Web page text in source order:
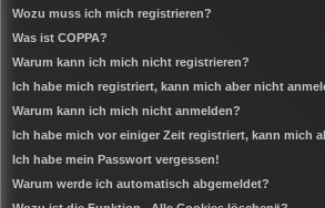
Wozu muss ich mich registrieren?
Was ist COPPA?
Warum kann ich mich nicht registrieren?
Ich habe mich registriert, kann mich aber nicht
Warum kann ich mich nicht anmelden?
Ich habe mich vor einiger Zeit registriert, kann mich
Ich habe mein Passwort vergessen!
Warum werde ich automatisch abgemeldet?